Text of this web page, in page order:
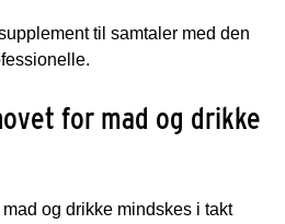
til samtaler med den
for mad og drikke
og drikke mindskes i takt